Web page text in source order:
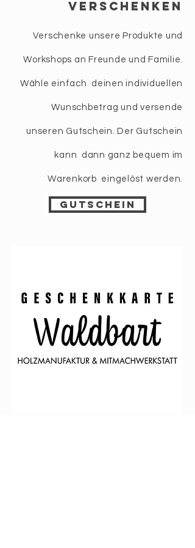
Verschenken
Verschenke unsere Produkte und
Workshops an Freunde und Familie.
Wähle einfach deinen individuellen
Wunschbetrag und versende
unseren Gutschein. Der Gutschein
kann dann ganz bequem im
Warenkorb eingelöst werden.
Gutschein